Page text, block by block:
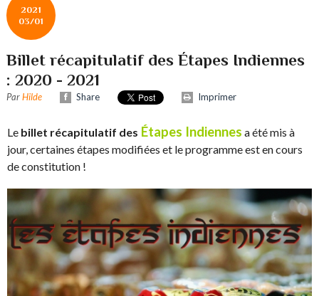
2021
03/01
Billet récapitulatif des Étapes Indiennes
: 2020 - 2021
Par Hilde Share Imprimer
Le billet récapitulatif des Étapes Indiennes a été mis à
jour, certaines étapes modifiées et le programme est en cours
de constitution !